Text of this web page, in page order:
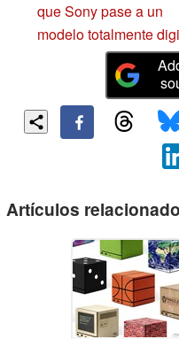
que Sony pase a un
modelo totalmente
Artículos